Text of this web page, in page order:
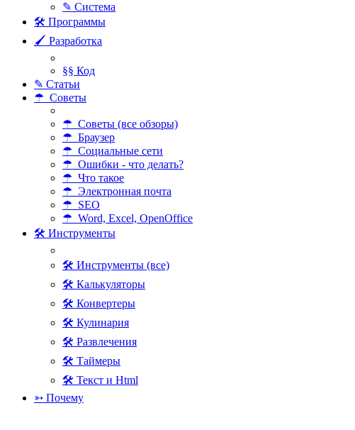
✎ Система
🛠 Программы
🖌 Разработка
§§ Код
✎ Статьи
☂ Советы
☂ Советы (все обзоры)
☂ Браузер
☂ Социальные сети
☂ Ошибки - что делать?
☂ Что такое
☂ Электронная почта
☂ SEO
☂ Word, Excel, OpenOffice
🛠 Инструменты
🛠 Инструменты (все)
🛠 Калькуляторы
🛠 Конвертеры
🛠 Кулинария
🛠 Развлечения
🛠 Таймеры
🛠 Текст и Html
➳ Почему